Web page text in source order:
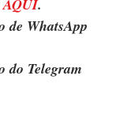
AQUI.
de WhatsApp
do Telegram